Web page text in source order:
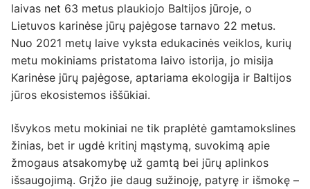
laivas net 63 metus plaukiojo Baltijos jūroje, o
Lietuvos karinėse jūrų pajėgose tarnavo 22 metus.
Nuo 2021 metų laive vyksta edukacinės veiklos, kurių
metu mokiniams pristatoma laivo istorija, jo misija
Karinėse jūrų pajėgose, aptariama ekologija ir Baltijos
jūros ekosistemos iššūkiai.
Išvykos metu mokiniai ne tik praplėtė gamtamokslines
žinias, bet ir ugdė kritinį mąstymą, suvokimą apie
žmogaus atsakomybę už gamtą bei jūrų aplinkos
išsaugojimą. Grįžo jie daug sužinoję, patyrę ir išmokę –